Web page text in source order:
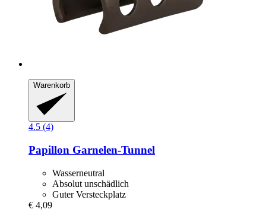
Warenkorb
4.5 (4)
Papillon Garnelen-​Tunnel
Wasserneutral
Absolut unschädlich
Guter Versteckplatz
€ 4,09